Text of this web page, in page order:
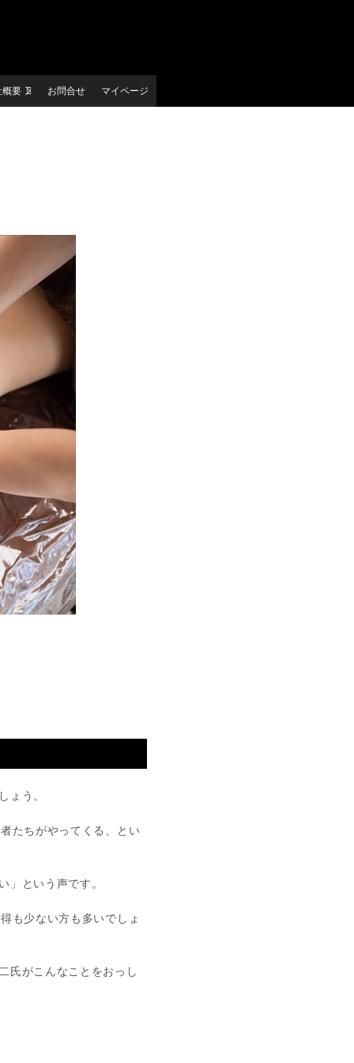
概要 お問合せ マイページ
ょう。
たちがやってくる、とい
」という声です。
も少ない方も多いでしょ
氏がこんなことをおっし